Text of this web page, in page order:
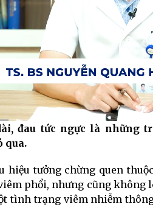
đau tức ngực là những
qua.
hiệu tưởng chừng quen
phổi, nhưng cũng không
tình trạng viêm nhiễm